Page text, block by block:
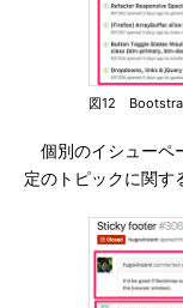
図12
個別のイシューペ
定のトピックに関す